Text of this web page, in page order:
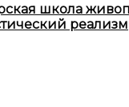
школа
реализм